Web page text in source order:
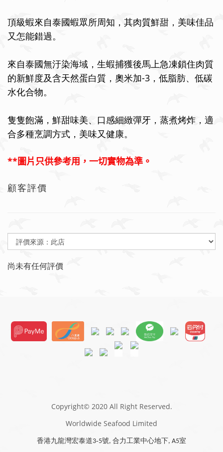
頂級蝦來自泰國蝦眾所周知，其肉質鮮甜，美味佳品
又怎能錯過。
來自泰國無汙染海域，生蝦捕獲後馬上急凍鎖住肉質
的新鮮度及含天然蛋白質，奧米加-3 ，低脂肪、低碳
水化合物。
隻隻飽滿，鮮甜味美、口感細緻彈牙，蒸煮烤炸，適
合多種烹調方式，美味又健康。
**圖片只供參考用，一切實物為準。
顧客評價
尚未有任何評價
Copyright© 2020 All Right Reserved.
Worldwide Seafood Limited
香港九龍灣宏泰道3-5號, 合力工業中心地下, A5室